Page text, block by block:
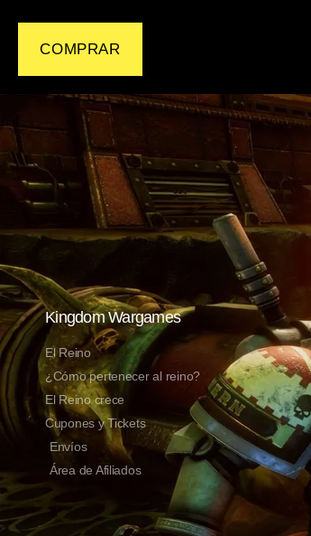
COMPRAR
Kingdom Wargames
El Reino
¿Cómo pertenecer al reino?
El Reino crece
Cupones y Tickets
Envíos
Área de Afiliados